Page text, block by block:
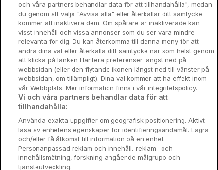
Sydsverige
Om Hotellpremien
Nya hotell
Stadsweekend
Booking Enquiries:
Hotellsupport:scandinavian@digibreaks.com
Hotellpremien.se av en del av Coop
och våra partners behandlar data för att tillhandahålla", medan
du genom att välja "Avvisa alla" eller återkallar ditt samtycke
kommer att inaktivera dem. Om spårare är inaktiverade kan
visst innehåll och vissa annonser som du ser vara mindre
relevanta för dig. Du kan återkomma till denna meny för att
ändra dina val eller återkalla ditt samtycke när som helst genom
att klicka på länken Hantera preferenser längst ned på
webbsidan (eller den flytande ikonen längst ned till vänster på
webbsidan, om tillämpligt). Dina val kommer att ha effekt inom
vår Webbplats. Mer information finns i vår integritetspolicy.
Vi och våra partners behandlar data för att
tillhandahålla:
Använda exakta uppgifter om geografisk positionering. Aktivt
läsa av enhetens egenskaper för identifieringsändamål. Lagra
och/eller få åtkomst till information på en enhet.
Personanpassad reklam och innehåll, reklam- och
innehållsmätning, forskning angående målgrupp och
tjänsteutveckling.